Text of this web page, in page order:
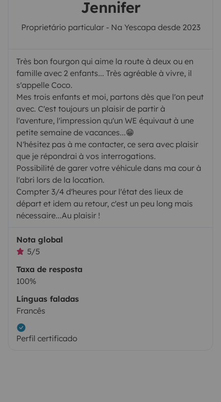
Jennifer
Proprietário particular - Na Yescapa desde 2023
Très bon fourgon qui aime la route à deux ou en
famille avec 2 enfants... Très agréable à vivre, il
s'appelle Coco.
Mes trois enfants et moi, partons dès que l'on peut
avec. C'est toujours un plaisir de partir à
l'aventure, l'impression qu'un WE équivaut à une
petite semaine de vacances...😁
N'hésitez pas à me contacter, ce sera avec plaisir
que je répondrai à vos interrogations.
Possibilité de garer votre véhicule dans ma cour à
l'abri lors de la location.
Compter 3/4 d'heures pour l'état des lieux de
départ et idem au retour, c'est un peu long mais
nécessaire...Au plaisir !
Nota global
5/5
Taxa de resposta
100%
Línguas faladas
Francês
Perfil certificado